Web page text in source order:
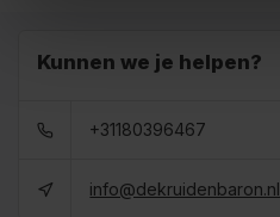
Kunnen we je helpen?
+31180396467
info@dekruidenbaron.nl